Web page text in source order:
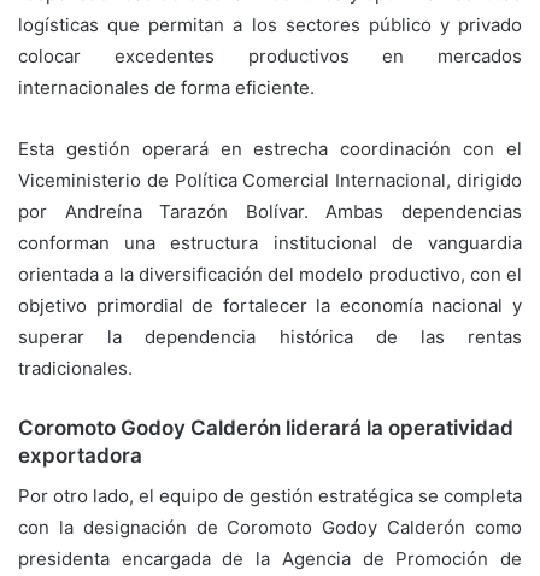
logísticas que permitan a los sectores público y privado
colocar excedentes productivos en mercados
internacionales de forma eficiente.
Esta gestión operará en estrecha coordinación con el
Viceministerio de Política Comercial Internacional, dirigido
por Andreína Tarazón Bolívar. Ambas dependencias
conforman una estructura institucional de vanguardia
orientada a la diversificación del modelo productivo, con el
objetivo primordial de fortalecer la economía nacional y
superar la dependencia histórica de las rentas
tradicionales.
Coromoto Godoy Calderón liderará la operatividad
exportadora
Por otro lado, el equipo de gestión estratégica se completa
con la designación de Coromoto Godoy Calderón como
presidenta encargada de la Agencia de Promoción de